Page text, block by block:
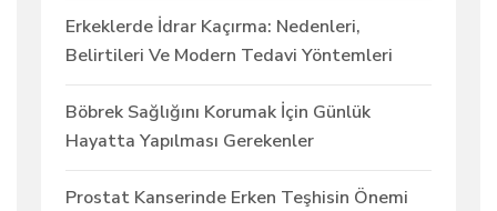
Erkeklerde İdrar Kaçırma: Nedenleri,
Belirtileri Ve Modern Tedavi Yöntemleri
Böbrek Sağlığını Korumak İçin Günlük
Hayatta Yapılması Gerekenler
Prostat Kanserinde Erken Teşhisin Önemi